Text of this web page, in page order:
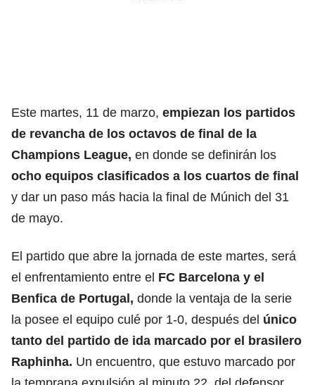
Este martes, 11 de marzo, empiezan los partidos
de revancha de los octavos de final de la
Champions League, en donde se definirán los
ocho equipos clasificados a los cuartos de final
y dar un paso más hacia la final de Múnich del 31
de mayo.
El partido que abre la jornada de este martes, será
el enfrentamiento entre el FC Barcelona y el
Benfica de Portugal, donde la ventaja de la serie
la posee el equipo culé por 1-0, después del único
tanto del partido de ida marcado por el brasilero
Raphinha. Un encuentro, que estuvo marcado por